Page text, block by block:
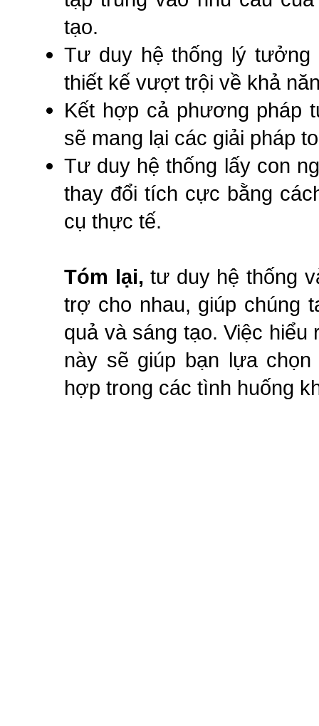
tạo.
Tư duy hệ thống lý
thiết kế vượt trội về khả
Kết hợp cả phương pháp
sẽ mang lại các giải pháp
Tư duy hệ thống lấy con
thay đổi tích cực bằng
cụ thực tế.
Tóm lại, tư duy hệ thống
trợ cho nhau, giúp chúng
quả và sáng tạo. Việc
này sẽ giúp bạn lựa
hợp trong các tình huống